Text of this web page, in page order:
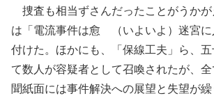
捜査も相当ずさんだったことがうか
は「電流事件は愈ゝ（いよいよ）迷宮
付けた。ほかにも、「保線工夫」ら、
て数人が容疑者として召喚されたが、
聞紙面には事件解決への展望と失望が